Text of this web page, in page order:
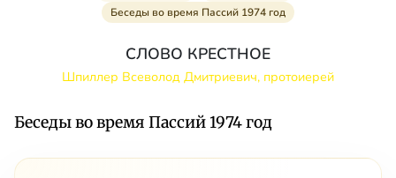
Беседы во время Пассий 1974 год
СЛОВО КРЕСТНОЕ
Шпиллер Всеволод Дмитриевич, протоиерей
Беседы во время Пассий 1974 год